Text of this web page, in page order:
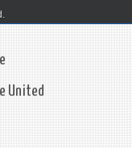
United